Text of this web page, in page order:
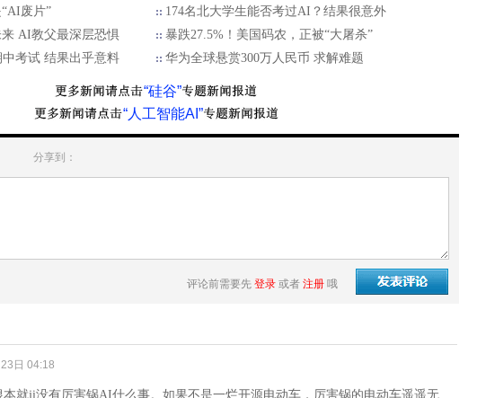
废片”
174名北大学生能否考过AI？结果很意外
AI教父最深层恐惧
暴跌27.5%！美国码农，正被“大屠杀”
考试 结果出乎意料
华为全球悬赏300万人民币 求解难题
“硅谷”
“人工智能AI”
分享到：
评论前需要先 登录 或者 注册 哦
日 04:18
本就ji没有厉害锅AI什么事。如果不是一烂开源电动车，厉害锅的电动车遥遥无